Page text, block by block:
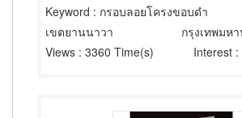
Keyword : กรอบลอยโครงขอบดำ
เขตยานนาวา
กรุงเทพมห
Views : 3360 Time(s) Interest :